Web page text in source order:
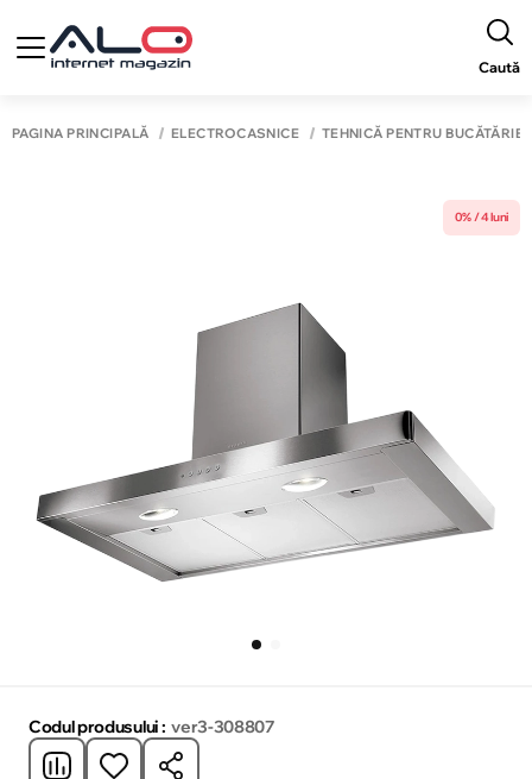
Caută
PAGINA PRINCIPALĂ ELECTROCASNICE TEHNICĂ PENTRU BUCĂTĂRIE
0% / 4 luni
Codul produsului : ver3-308807